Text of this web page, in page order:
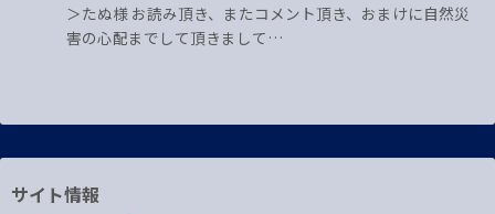
＞たぬ様 お読み頂き、またコメント頂き、おまけに自然災
害の心配までして頂きまして…
サイト情報